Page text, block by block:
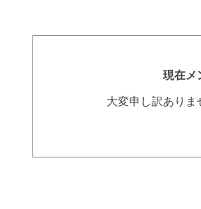
現在メ
大変申し訳あり